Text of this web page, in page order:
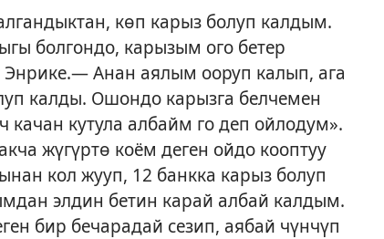
көп карыз болуп калдым.
болгондо, карызым ого бетер
Энрике.— Анан аялым ооруп калып, ага
калды. Ошондо карызга белчемен
качан кутула албайм го деп ойлодум».
жүгүртө коём деген ойдо кооптуу
кол жууп, 12 банкка карыз болуп
элдин бетин карай албай калдым.
бир бечарадай сезип, аябай чүнчүп